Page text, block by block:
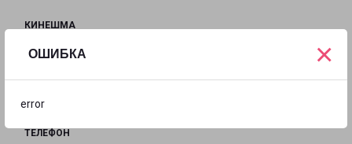
ОШИБКА
error
×
КИНЕШМА
на карте
ТЕЛЕФОН